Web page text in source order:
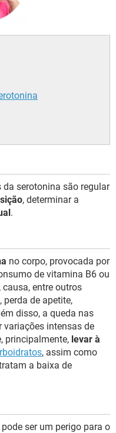
serotonina são regular
, determinar a
.
no corpo, provocada por
de vitamina B6 ou
entre outros
de apetite,
disso, a queda nas
variações intensas de
principalmente, levar à
, assim como
a baixa de
ser um perigo para o